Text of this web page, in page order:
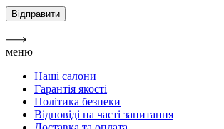
меню
Наші салони
Гарантія якості
Політика безпеки
Відповіді на часті запитання